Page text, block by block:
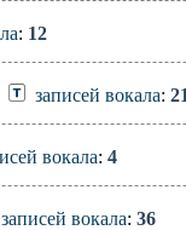
: 12
записей вокала: 21
вокала: 4
записей вокала: 36